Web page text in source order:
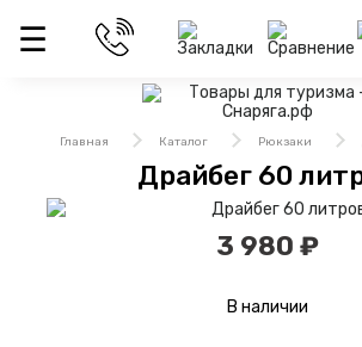
Главная Каталог Рюкзаки
Драйбег 60
3 980 ₽
В наличии